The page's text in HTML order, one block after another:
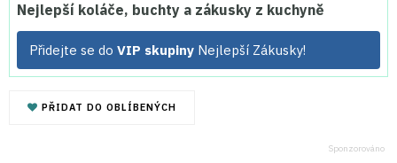
Nejlepší koláče, buchty a zákusky z kuchyně
Přidejte se do VIP skupiny Nejlepší Zákusky!
PŘIDAT DO OBLÍBENÝCH